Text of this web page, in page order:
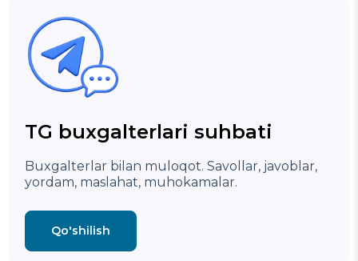
TG buxgalterlari suhbati
Buxgalterlar bilan muloqot. Savollar, javoblar,
yordam, maslahat, muhokamalar.
Qo'shilish